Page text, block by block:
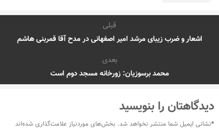
قبلی
اشعار و ضرب زیبای مرشد امیر اصفهانی در مدح آقا قمربنی هاشم
بعدی
محمد برسوزیان: زورخانه مسجد دوم است
دیدگاهتان را بنویسید
نشانی ایمیل شما منتشر نخواهد شد. بخش‌های موردنیاز علامت‌گذاری شده‌اند
*